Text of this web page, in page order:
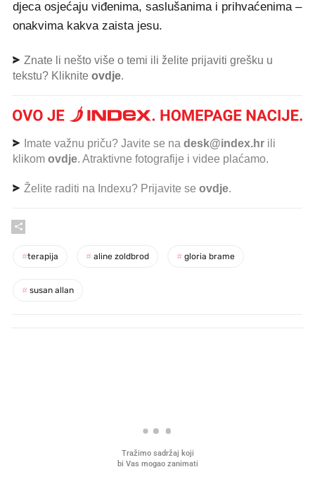
djeca osjećaju viđenima, saslušanima i prihvaćenima –
onakvima kakva zaista jesu.
Znate li nešto više o temi ili želite prijaviti grešku u
tekstu? Kliknite ovdje.
Imate važnu priču? Javite se na desk@index.hr ili
klikom ovdje. Atraktivne fotografije i videe plaćamo.
Želite raditi na Indexu? Prijavite se ovdje.
#terapija # aline zoldbrod # gloria brame
# susan allan